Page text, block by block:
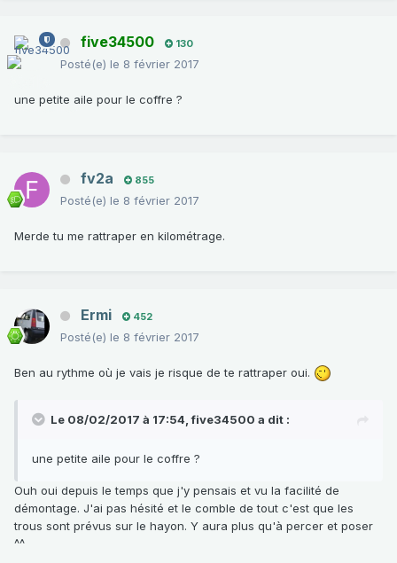
five34500 130
Posté(e) le 8 février 2017
une petite aile pour le coffre ?
fv2a 855
Posté(e) le 8 février 2017
Merde tu me rattraper en kilométrage.
Ermi 452
Posté(e) le 8 février 2017
Ben au rythme où je vais je risque de te rattraper oui.
Le 08/02/2017 à 17:54,five34500 a dit :
une petite aile pour le coffre ?
Ouh oui depuis le temps que j'y pensais et vu la facilité de
démontage. J'ai pas hésité et le comble de tout c'est que les
trous sont prévus sur le hayon. Y aura plus qu'à percer et poser
^^